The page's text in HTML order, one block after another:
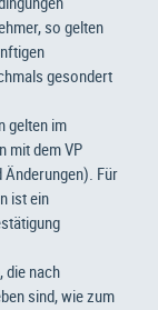
so gelten
gesondert
gelten im
mit dem VP
Änderungen). Für
ist ein
die nach
sind, wie zum